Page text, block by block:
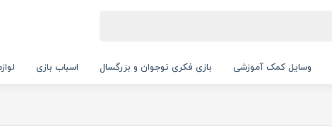
وسایل کمک آموزشی بازی فکری نوجوان و بزرگسال اسباب بازی